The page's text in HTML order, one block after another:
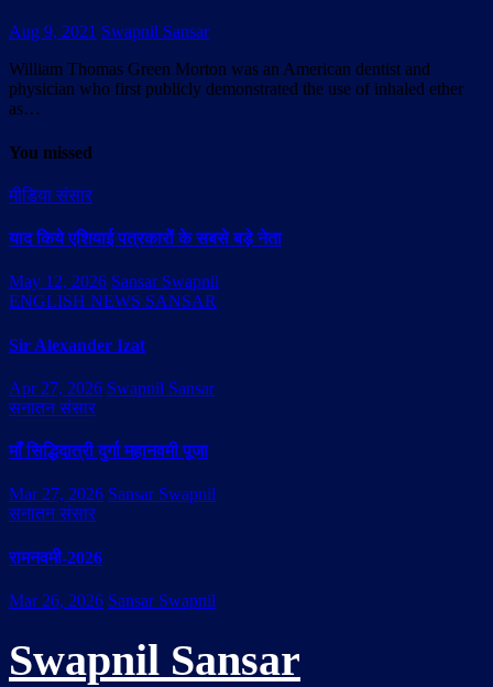
Aug 9, 2021 Swapnil Sansar
William Thomas Green Morton was an American dentist and
physician who first publicly demonstrated the use of inhaled ether
as…
You missed
मीडिया संसार
याद किये एशियाई पत्रकारों के सबसे बड़े नेता
May 12, 2026 Sansar Swapnil
ENGLISH NEWS SANSAR
Sir Alexander Izat
Apr 27, 2026 Swapnil Sansar
सनातन संसार
माँ सिद्धिदात्री दुर्गा महानवमी पूजा
Mar 27, 2026 Sansar Swapnil
सनातन संसार
रामनवमी-2026
Mar 26, 2026 Sansar Swapnil
Swapnil Sansar